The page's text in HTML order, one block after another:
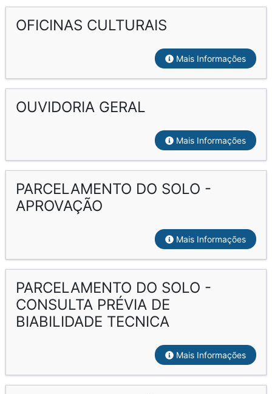
OFICINAS CULTURAIS
Mais Informações
OUVIDORIA GERAL
Mais Informações
PARCELAMENTO DO SOLO -
APROVAÇÃO
Mais Informações
PARCELAMENTO DO SOLO -
CONSULTA PRÉVIA DE
BIABILIDADE TECNICA
Mais Informações